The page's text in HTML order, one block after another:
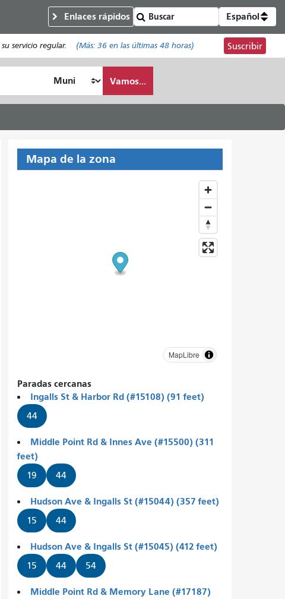
Enlaces rápidos Español
servicio regular. (Más: 36en las últimas 48 horas) Suscribir
Vamos...
Mapa de la zona
MapLibre
Paradas cercanas
Ingalls St & Harbor Rd (#15108) (91 feet)
44
Middle Point Rd & Innes Ave (#15500) (311
feet)
19 44
Hudson Ave & Ingalls St (#15044) (357 feet)
15 44
Hudson Ave & Ingalls St (#15045) (412 feet)
15 44 54
Middle Point Rd & Memory Lane (#17187)